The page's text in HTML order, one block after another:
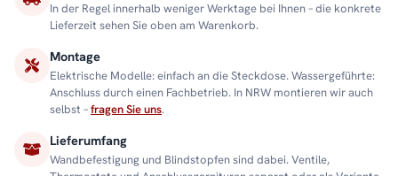
In der Regel innerhalb weniger Werktage bei Ihnen – die konkrete
Lieferzeit sehen Sie oben am Warenkorb.
Montage
Elektrische Modelle: einfach an die Steckdose. Wassergeführte:
Anschluss durch einen Fachbetrieb. In NRW montieren wir auch
selbst –fragen Sie uns.
Lieferumfang
Wandbefestigung und Blindstopfen sind dabei. Ventile,